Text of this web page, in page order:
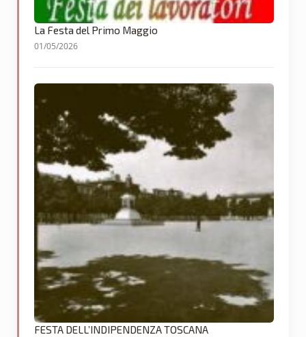
La Festa del Primo Maggio
01/05/2026
FESTA DELL’INDIPENDENZA TOSCANA